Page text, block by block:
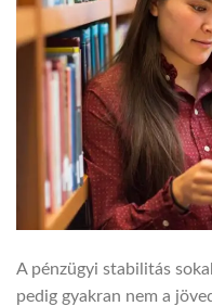
A pénzügyi stabilitás
pedig gyakran nem a